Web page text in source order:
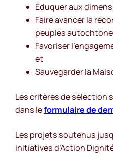
Éduquer aux
Faire avancer la
peuples
Favoriser
et
Sauvegarder la
Les critères de sélection
dans leformulaire de
Les projets soutenus
initiatives d’Action